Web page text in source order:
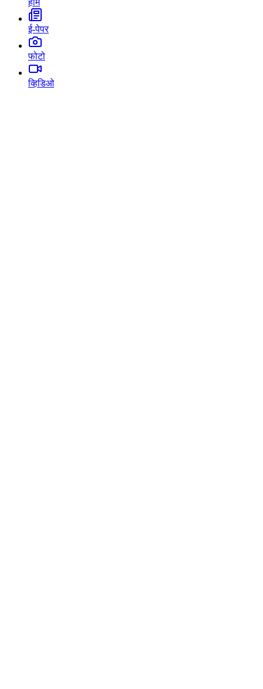
होम
ई-पेपर
फोटो
व्हिडिओ